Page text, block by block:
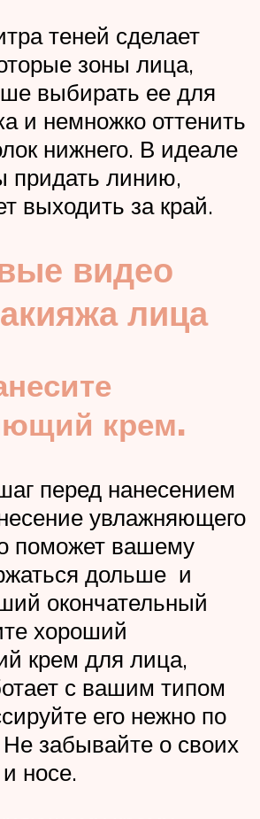
теней сделает
зоны лица,
выбирать ее для
и немножко оттенить
нижнего. В идеале
придать линию,
выходить за край.
видео
лица
крем.
перед нанесением
увлажняющего
поможет вашему
дольше и
окончательный
хороший
крем для лица,
с вашим типом
его нежно по
забывайте о своих
носе.